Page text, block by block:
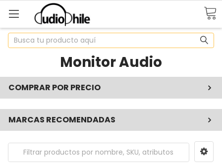
Buscar
Monitor Audio
COMPRAR POR PRECIO
MARCAS RECOMENDADAS